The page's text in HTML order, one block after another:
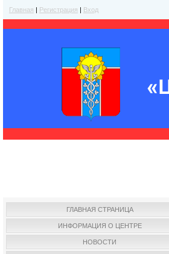
Главная | Регистрация | Вход
ГЛАВНАЯ СТРАНИЦА
ИНФОРМАЦИЯ О ЦЕНТРЕ
НОВОСТИ